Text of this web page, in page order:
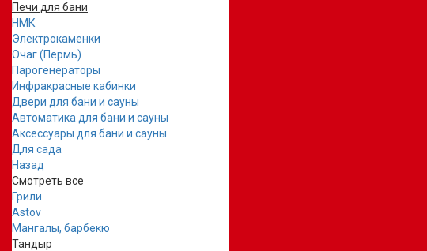
Печи для бани
НМК
Электрокаменки
Очаг (Пермь)
Парогенераторы
Инфракрасные кабинки
Двери для бани и сауны
Автоматика для бани и сауны
Аксессуары для бани и сауны
Для сада
Назад
Смотреть все
Грили
Astov
Мангалы, барбекю
Тандыр